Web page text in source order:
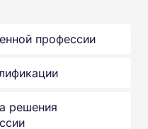
профессии
решения